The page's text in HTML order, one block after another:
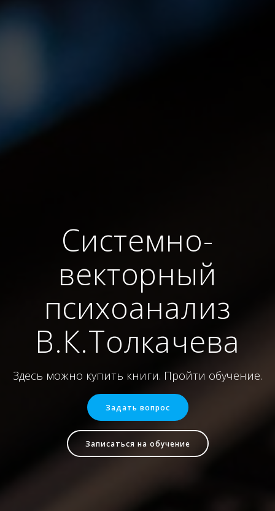
Системно-
векторный
психоанализ
В.К.Толкачева
Здесь можно купить книги. Пройти обучение.
Задать вопрос
Записаться на обучение